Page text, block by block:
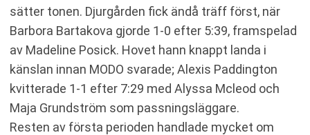
sätter tonen. Djurgården fick ändå träff först, när
Barbora Bartakova gjorde 1-0 efter 5:39, framspelad
av Madeline Posick. Hovet hann knappt landa i
känslan innan MODO svarade; Alexis Paddington
kvitterade 1-1 efter 7:29 med Alyssa Mcleod och
Maja Grundström som passningsläggare.
Resten av första perioden handlade mycket om